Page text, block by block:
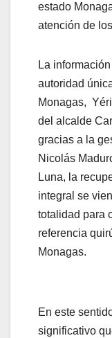
estado
atención de
La
autoridad
Monagas,
del alcalde
gracias a la
Nicolás
Luna, la
integral se
totalidad para
referencia
Monagas.
En este
significativo